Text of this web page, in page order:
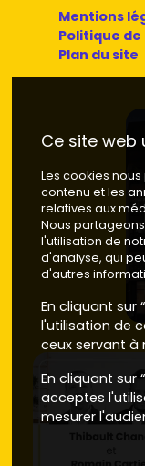
l'acoustique et
Proximité
lisière Illkirch)
autour de4
Compare les
prévisionnelles. Tu
Regarde leur
la distance aux
Vivre dans le neuf
qu'elle arrive.
Neuf ou
achat
À Eschau, tu peux
du neuf. Voici
Prix d'achat:
Neuf
: en
selon le
:
à
Mentions
Politique
Plan du site
Ce site web
Les cookies
contenu et les
relatives aux
Nous
l'utilisation de
d'analyse, qui
d'autres
En cliquant sur
l'utilisation de
ceux servant à
En cliquant sur
acceptes
mesurer